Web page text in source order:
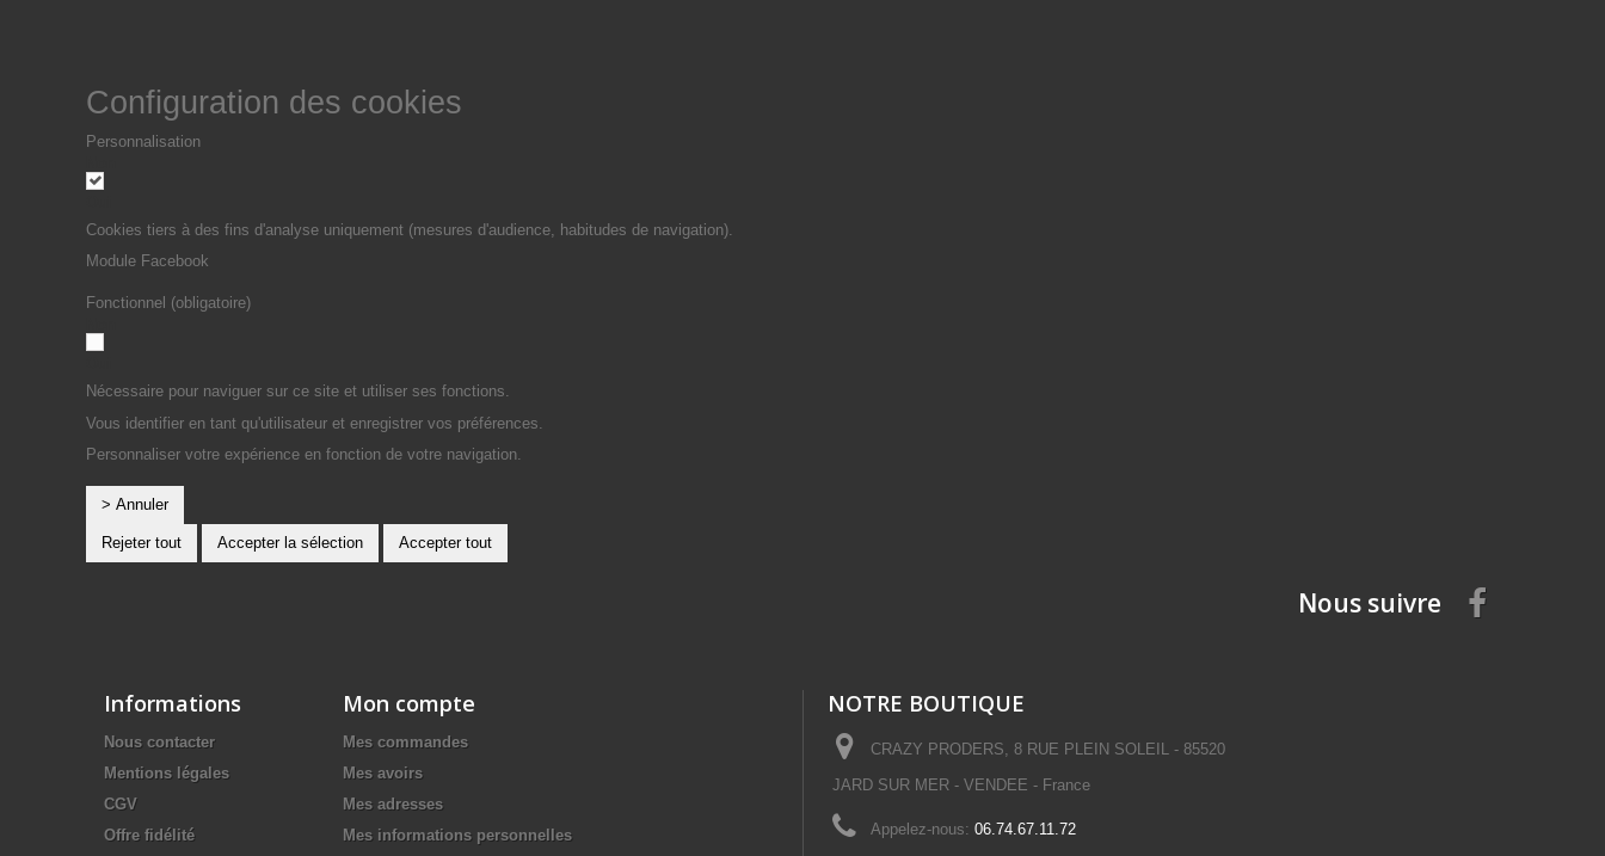
Configuration des cookies
Personnalisation
Cookies tiers à des fins d'analyse uniquement (mesures d'audience, habitudes de navigation).
Module Facebook
Fonctionnel (obligatoire)
Nécessaire pour naviguer sur ce site et utiliser ses fonctions.
Vous identifier en tant qu'utilisateur et enregistrer vos préférences.
Personnaliser votre expérience en fonction de votre navigation.
> Annuler
Rejeter tout Accepter la sélection Accepter tout
Nous suivre
Informations
Nous contacter
Mentions légales
CGV
Offre fidélité
Mon compte
Mes commandes
Mes avoirs
Mes adresses
Mes informations personnelles
NOTRE BOUTIQUE
CRAZY PRODERS, 8 RUE PLEIN SOLEIL - 85520
JARD SUR MER - VENDEE - France
Appelez-nous: 06.74.67.11.72